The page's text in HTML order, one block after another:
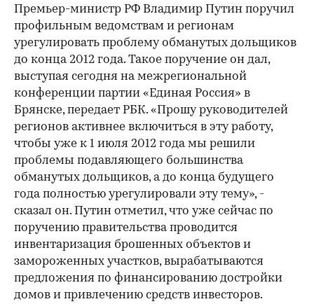
Премьер-министр РФ Владимир Путин поручил
профильным ведомствам и регионам
урегулировать проблему обманутых дольщиков
до конца 2012 года. Такое поручение он дал,
выступая сегодня на межрегиональной
конференции партии «Единая Россия» в
Брянске, передает РБК. «Прошу руководителей
регионов активнее включиться в эту работу,
чтобы уже к 1 июля 2012 года мы решили
проблемы подавляющего большинства
обманутых дольщиков, а до конца будущего
года полностью урегулировали эту тему», -
сказал он. Путин отметил, что уже сейчас по
поручению правительства проводится
инвентаризация брошенных объектов и
замороженных участков, вырабатываются
предложения по финансированию достройки
домов и привлечению средств инвесторов.